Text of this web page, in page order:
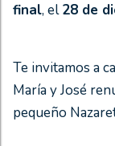
final, el28 de
Te invitamos a
María y José
pequeño